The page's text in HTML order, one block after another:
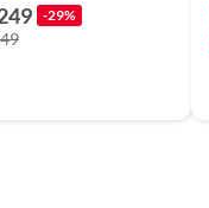
-29%